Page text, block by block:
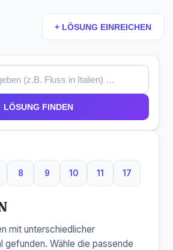
+ LÖSUNG EINREICHEN
LÖSUNG FINDEN
8
8 Buchstaben
9
9 Buchstaben
10
10 Buchstaben
11
11 Buchstaben
17
17
mit unterschiedlicher
gefunden. Wähle die passende